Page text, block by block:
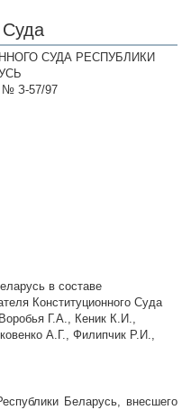
Суда
СУДА РЕСПУБЛИКИ
№ З-57/97
в составе
Конституционного Суда
Г.А., Кеник К.И.,
А.Г., Филипчик Р.И.,
Беларусь, внесшего